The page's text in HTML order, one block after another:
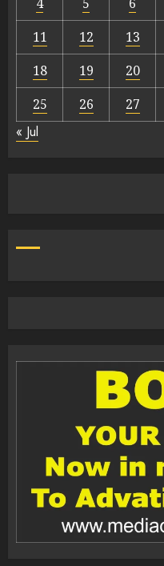
11
12 13
18
19 20
25
26 27
« Jul